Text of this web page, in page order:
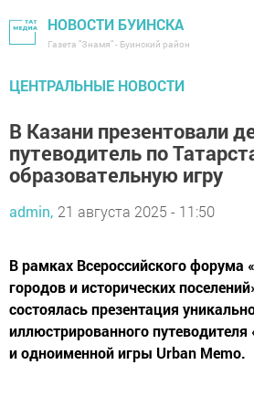
НОВОСТИ БУИНСКА
Газета "Знамя" - Буинский район
ЦЕНТРАЛЬНЫЕ НОВОСТИ
В Казани презентовали
путеводитель по
образовательную игру
admin, 21 августа 2025 - 11:50
В рамках Всероссийского форума
городов и исторических
состоялась презентация
иллюстрированного путеводителя
и одноименной игры Urban Memo.